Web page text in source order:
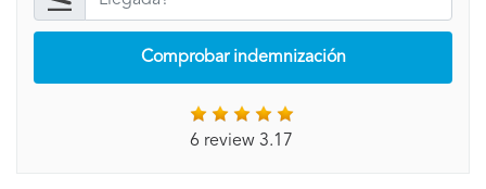
Comprobar indemnización
6 review 3.17